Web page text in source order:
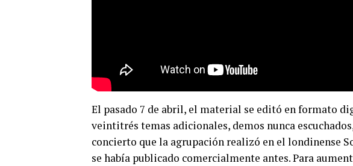
El pasado 7 de abril, el material se editó en formato
veintitrés temas adicionales, demos nunca
concierto que la agrupación realizó en el londinense
se había publicado comercialmente antes. Para